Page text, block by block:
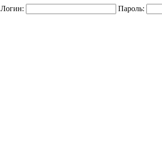
Логин: Пароль: